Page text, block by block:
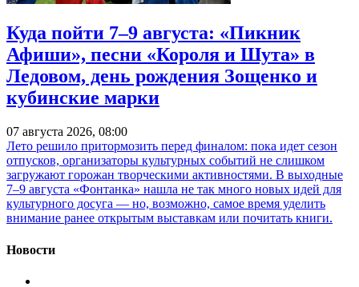
Куда пойти 7–9 августа: «Пикник
Афиши», песни «Короля и Шута» в
Ледовом, день рождения Зощенко и
кубинские марки
07 августа 2026, 08:00
Лето решило притормозить перед финалом: пока идет сезон
отпусков, организаторы культурных событий не слишком
загружают горожан творческими активностями. В выходные
7–9 августа «Фонтанка» нашла не так много новых идей для
культурного досуга — но, возможно, самое время уделить
внимание ранее открытым выставкам или почитать книги.
Новости